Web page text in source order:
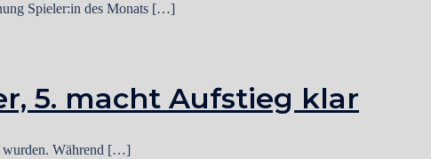
Spieler:in des Monats […]
5. macht Aufstieg klar
wurden. Während […]